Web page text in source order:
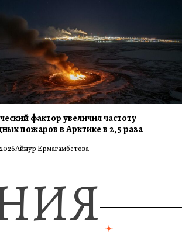
фактор увеличил частоту
пожаров в Арктике в 2,5 раза
Айнур Ермагамбетова